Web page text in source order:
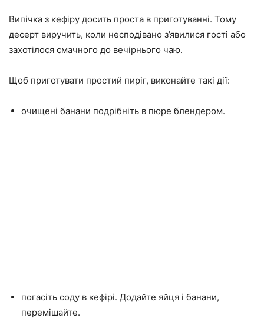
Випічка з кефіру досить проста в приготуванні. Тому
десерт виручить, коли несподівано з’явилися гості або
захотілося смачного до вечірнього чаю.
Щоб приготувати простий пиріг, виконайте такі дії:
очищені банани подрібніть в пюре блендером.
погасіть соду в кефірі. Додайте яйця і банани,
перемішайте.